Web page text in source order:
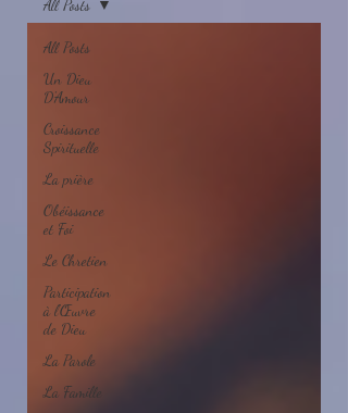
All Posts
Un Dieu
D'Amour
Croissance
Spirituelle
La prière
Obéissance
et Foi
Le Chretien
Participation
à l'Œuvre
de Dieu
La Parole
La Famille
All Posts